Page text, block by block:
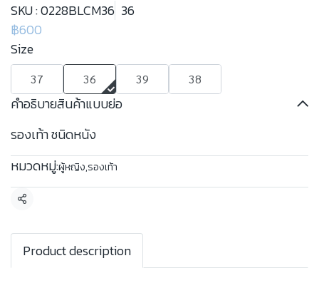
SKU : 0228BLCM36 36
฿600
Size
37 36 39 38
คำอธิบายสินค้าแบบย่อ
รองเท้า ชนิดหนัง
หมวดหมู่:ผู้หญิง,รองเท้า
แชร์
Product description